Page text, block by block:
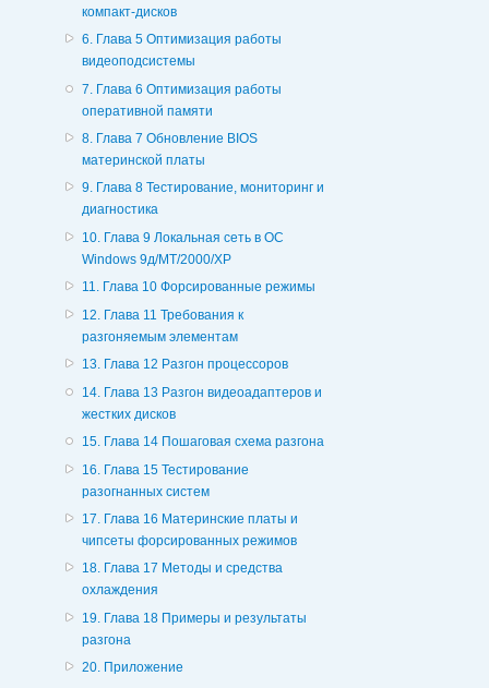
компакт-дисков
6. Глава 5 Оптимизация работы
видеоподсистемы
7. Глава 6 Оптимизация работы
оперативной памяти
8. Глава 7 Обновление BIOS
материнской платы
9. Глава 8 Тестирование, мониторинг и
диагностика
10. Глава 9 Локальная сеть в ОС
Windows 9д/МТ/2000/ХР
11. Глава 10 Форсированные режимы
12. Глава 11 Требования к
разгоняемым элементам
13. Глава 12 Разгон процессоров
14. Глава 13 Разгон видеоадаптеров и
жестких дисков
15. Глава 14 Пошаговая схема разгона
16. Глава 15 Тестирование
разогнанных систем
17. Глава 16 Материнские платы и
чипсеты форсированных режимов
18. Глава 17 Методы и средства
охлаждения
19. Глава 18 Примеры и результаты
разгона
20. Приложение